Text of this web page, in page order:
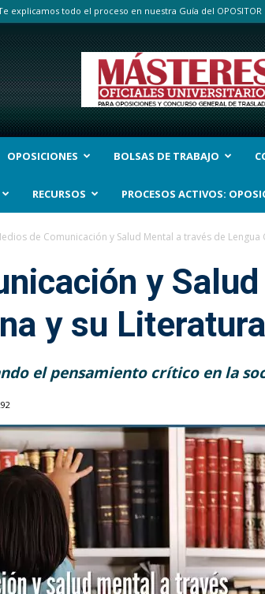
explicamos todo el proceso en nuestra Guía del OPOSITOR
OPOSICIONES BOLSAS DE TRABAJO
RECURSOS PROCESOS ACTIVOS:
de Comunicación y Salud Mental a través de Lengua
y
y su Literatura
el pensamiento crítico en la